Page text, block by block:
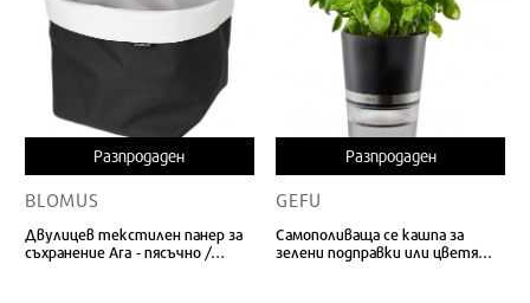
Разпродаден
BLOMUS
Двулицев текстилен панер за
съхранение Ara - пясъчно /
Разпродаден
GEFU
Самополиваща се кашпа за
зелени подправки или цветя